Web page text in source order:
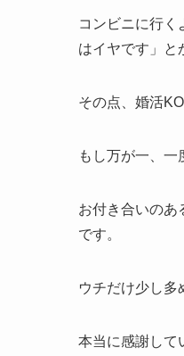
コンビニに行く
はイヤです」と
その点、婚活
もし万が一、一
お付き合いのあ
です。
ウチだけ少し多
本当に感謝して